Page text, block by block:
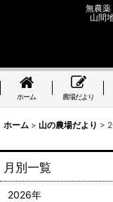
無農
山間
ホーム 農場だより
ホーム > 山の農場だより >
月別一覧
2026年